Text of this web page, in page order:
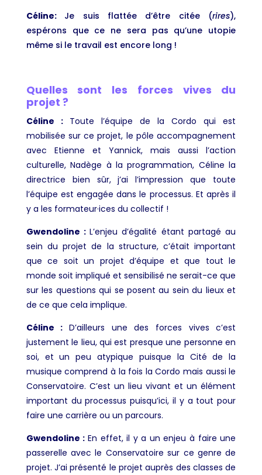
Céline: Je suis flattée d’être citée (rires),
espérons que ce ne sera pas qu’une utopie
même si le travail est encore long !
Quelles sont les forces vives du
projet ?
Céline : Toute l’équipe de la Cordo qui est
mobilisée sur ce projet, le pôle accompagnement
avec Etienne et Yannick, mais aussi l’action
culturelle, Nadège à la programmation, Céline la
directrice bien sûr, j’ai l’impression que toute
l’équipe est engagée dans le processus. Et après il
y a les formateur·ices du collectif !
Gwendoline :L’enjeu d’égalité étant partagé au
sein du projet de la structure, c’était important
que ce soit un projet d’équipe et que tout le
monde soit impliqué et sensibilisé ne serait-ce que
sur les questions qui se posent au sein du lieux et
de ce que cela implique.
Céline :D’ailleurs une des forces vives c’est
justement le lieu, qui est presque une personne en
soi, et un peu atypique puisque la Cité de la
musique comprend à la fois la Cordo mais aussi le
Conservatoire. C’est un lieu vivant et un élément
important du processus puisqu’ici, il y a tout pour
faire une carrière ou un parcours.
Gwendoline : En effet, il y a un enjeu à faire une
passerelle avec le Conservatoire sur ce genre de
projet. J’ai présenté le projet auprès des classes de